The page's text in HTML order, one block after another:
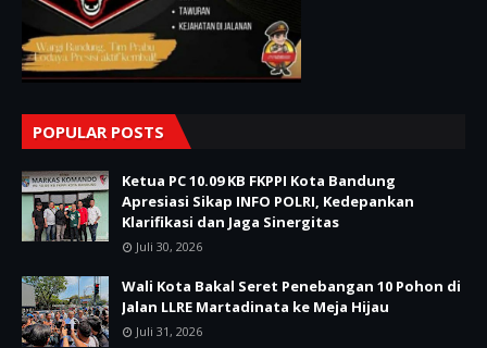
POPULAR POSTS
Ketua PC 10.09 KB FKPPI Kota Bandung
Apresiasi Sikap INFO POLRI, Kedepankan
Klarifikasi dan Jaga Sinergitas
Juli 30, 2026
Wali Kota Bakal Seret Penebangan 10 Pohon di
Jalan LLRE Martadinata ke Meja Hijau
Juli 31, 2026